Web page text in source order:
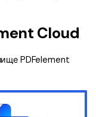
Cloud
PDFelement